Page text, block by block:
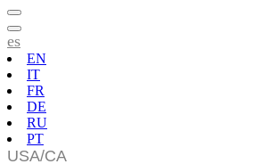
es
EN
IT
FR
DE
RU
PT